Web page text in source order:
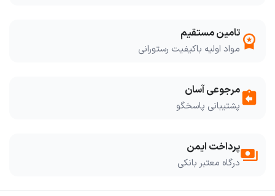
workspace_premium تامین مستقیم
مواد اولیه باکیفیت رستورانی
assignment_returnمرجوعی آسان
پشتیبانی پاسخگو
paymentsپرداخت ایمن
درگاه معتبر بانکی